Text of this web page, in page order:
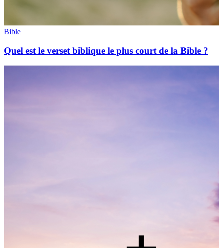
Bible
Quel est le verset biblique le plus court de la Bible ?